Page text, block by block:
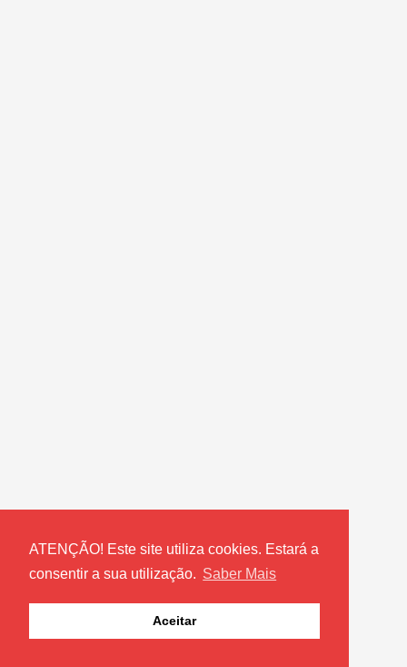
ATENÇÃO! Este site utiliza cookies. Estará a
consentir a sua utilização. Saber Mais
Aceitar